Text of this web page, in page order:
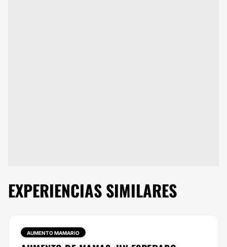
EXPERIENCIAS SIMILARES
AUMENTO MAMARIO